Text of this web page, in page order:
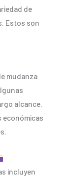
de
Estos son
mudanza
alcance.
económicas
incluyen